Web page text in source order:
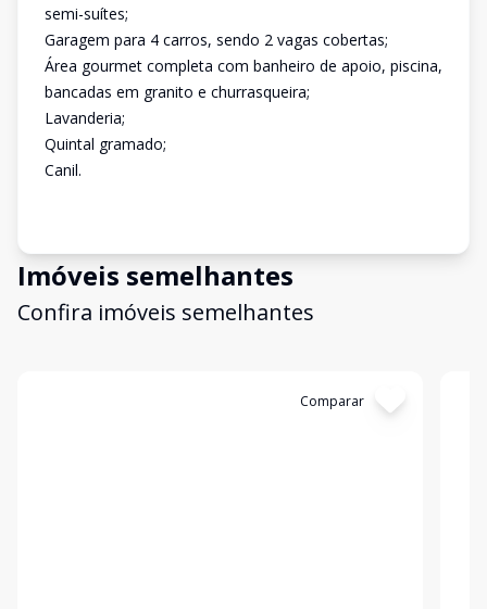
semi-suítes;
Garagem para 4 carros, sendo 2 vagas cobertas;
Área gourmet completa com banheiro de apoio, piscina,
bancadas em granito e churrasqueira;
Lavanderia;
Quintal gramado;
Canil.
Imóveis semelhantes
Confira imóveis semelhantes
Comparar